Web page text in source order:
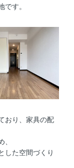
す。
おり、家具の配
した空間づくり